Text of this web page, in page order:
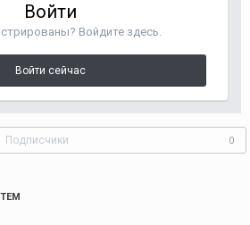
Войти
Войдите здесь.
Войти сейчас
Подписчики 0